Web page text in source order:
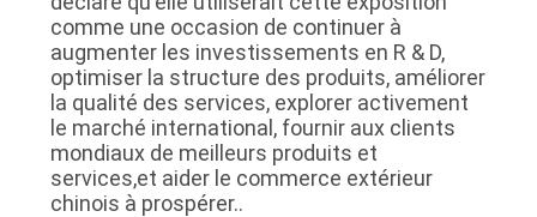
comme une occasion de continuer à
augmenter les investissements en R & D,
optimiser la structure des produits, améliorer
la qualité des services, explorer activement
le marché international, fournir aux clients
mondiaux de meilleurs produits et
services,et aider le commerce extérieur
chinois à prospérer..